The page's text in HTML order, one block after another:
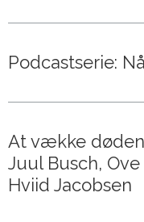
Podcastserie:
At vække
Juul Busch,
Hviid Jacobsen